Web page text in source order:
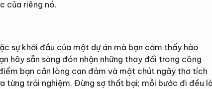
của riêng nó.
sự khởi đầu của một dự án mà bạn cảm thấy hào
hãy sẵn sàng đón nhận những thay đổi trong công
bạn cần lòng can đảm và một chút ngây thơ tích
từng trải nghiệm. Đừng sợ thất bại; mỗi bước đi đều